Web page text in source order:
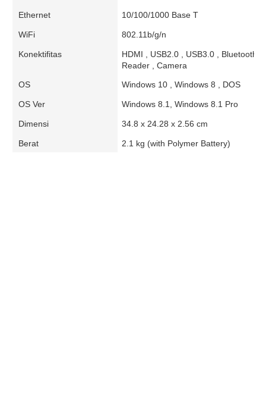
Ethernet 10/100/1000 Base T
WiFi 802.11b/g/n
Konektifitas
HDMI , USB2.0 , USB3.0 , Bluetooth ,
Reader , Camera
OS
Windows 10 , Windows 8 , DOS
OS Ver Windows 8.1, Windows 8.1 Pro
Dimensi 34.8 x 24.28 x 2.56 cm
Berat 2.1 kg (with Polymer Battery)